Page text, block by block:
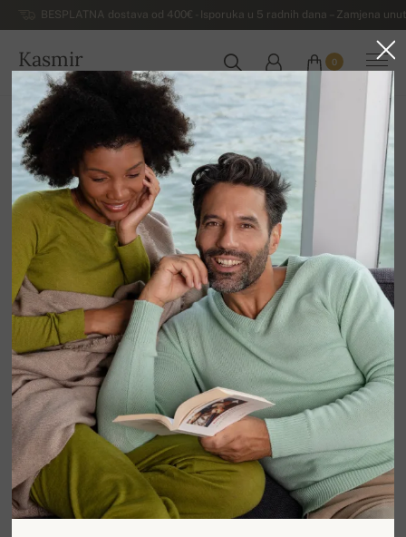
BESPLATNA dostava od 400€ - Isporuka u 5 radnih dana – Zamjena
Kasmir
HRVATSKA
0
Kuća
Luksuzni muški džemperi od kašmira
Muški džemperi od kašmira s patentnim zatvaračem